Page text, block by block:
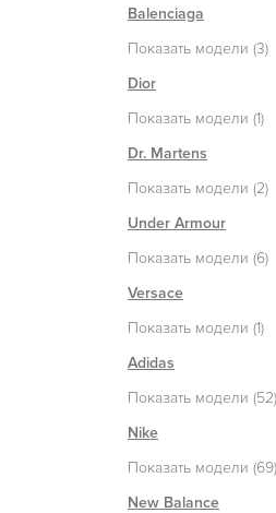
Balenciaga
Показать модели (3)
Dior
Показать модели (1)
Dr. Martens
Показать модели (2)
Under Armour
Показать модели (6)
Versace
Показать модели (1)
Adidas
Показать модели (52)
Nike
Показать модели (69)
New Balance